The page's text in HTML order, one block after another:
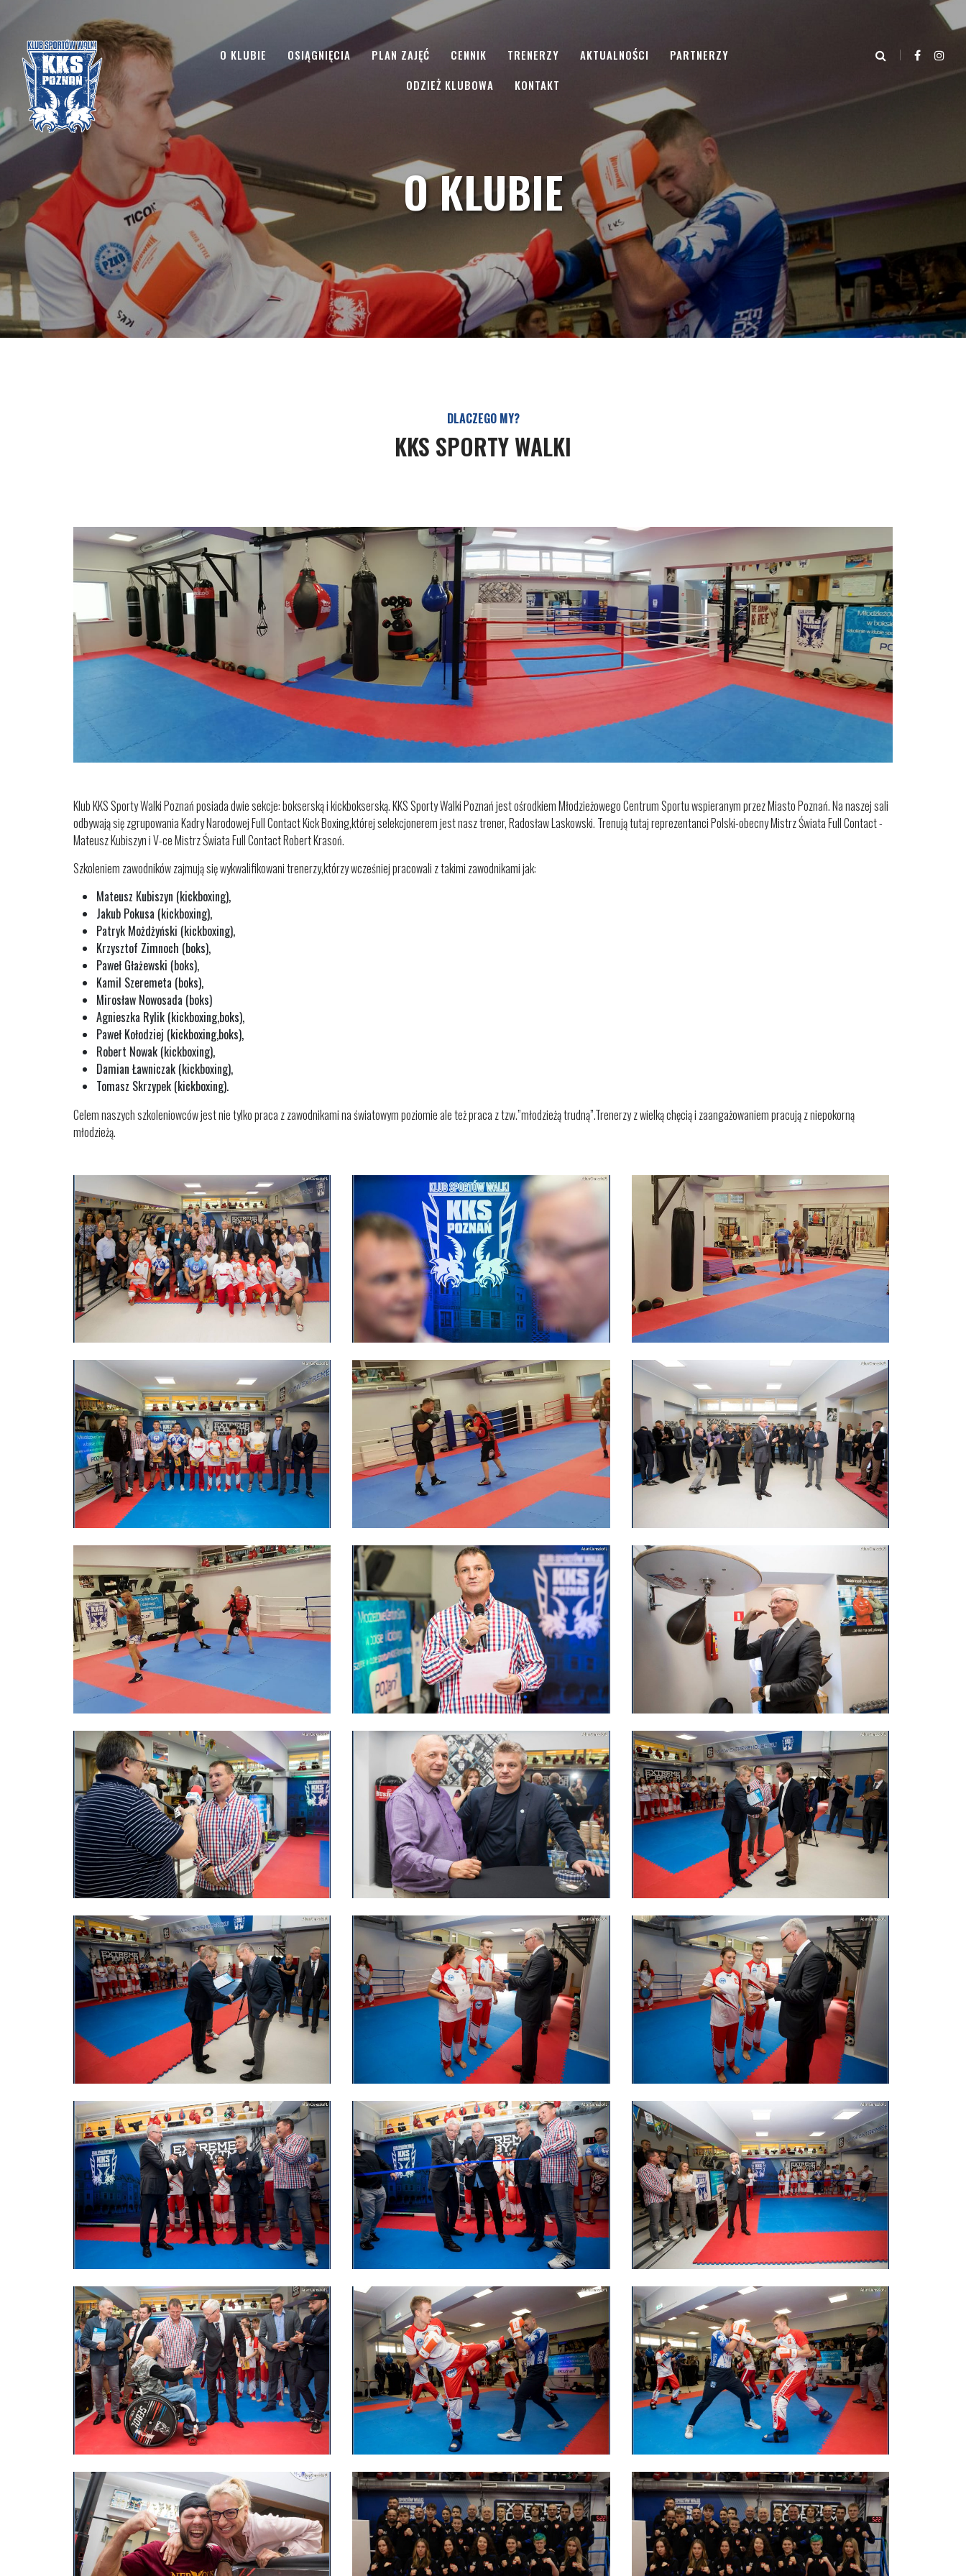
O KLUBIE OSIĄGNIĘCIA PLAN ZAJĘĆ CENNIK TRENERZY AKTUALNOŚCI
PARTNERZY
ODZIEŻ KLUBOWA
KONTAKT
O KLUBIE
DLACZEGO MY?
KKS SPORTY WALKI
Klub KKS Sporty Walki Poznań posiada dwie sekcje: bokserską i kickbokserską. KKS Sporty Walki Poznań jest ośrodkiem Młodzieżowego Centrum Sportu wspieranym przez Miasto Poznań. Na naszej sali
odbywają się zgrupowania Kadry Narodowej Full Contact Kick Boxing,której selekcjonerem jest nasz trener, Radosław Laskowski. Trenują tutaj reprezentanci Polski-obecny Mistrz Świata Full Contact -
Mateusz Kubiszyn i V-ce Mistrz Świata Full Contact Robert Krasoń.
Szkoleniem zawodników zajmują się wykwalifikowani trenerzy,którzy wcześniej pracowali z takimi zawodnikami jak:
Mateusz Kubiszyn (kickboxing),
Jakub Pokusa (kickboxing),
Patryk Możdżyński (kickboxing),
Krzysztof Zimnoch (boks),
Paweł Głażewski (boks),
Kamil Szeremeta (boks),
Mirosław Nowosada (boks)
Agnieszka Rylik (kickboxing,boks),
Paweł Kołodziej (kickboxing,boks),
Robert Nowak (kickboxing),
Damian Ławniczak (kickboxing),
Tomasz Skrzypek (kickboxing).
Celem naszych szkoleniowców jest nie tylko praca z zawodnikami na światowym poziomie ale też praca z tzw.”młodzieżą trudną”.Trenerzy z wielką chęcią i zaangażowaniem pracują z niepokorną
młodzieżą.